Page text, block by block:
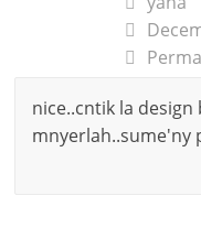
nice..cntik la
mnyerlah..sume'ny